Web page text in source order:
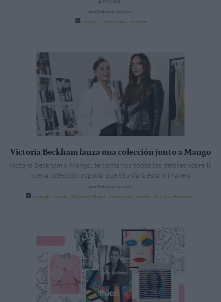
porPatricia Arribas
moda· tendencias verano
Victoria Beckham lanza una colección junto a Mango
Victoria Beckham x Mango: te contamos todos los detalles sobre la
nueva colección cápsula que triunfará esta primavera
porPatricia Arribas
mango· moda· Noticias Moda· novedades moda· Victoria Beckham